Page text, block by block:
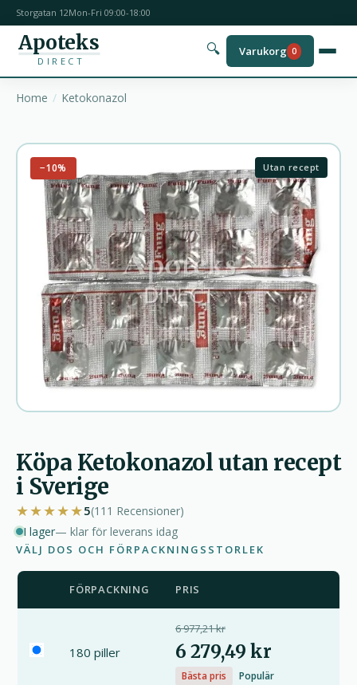
Storgatan 12Mon-Fri 09:00-18:00
Apoteks
DIRECT
🔍 Varukorg 0
Home Ketokonazol
−10% Utan recept
Köpa Ketokonazol utan recept
i Sverige
★★★★★5(111 Recensioner)
I lager— klar för leverans idag
VÄLJ DOS OCH FÖRPACKNINGSSTORLEK
FÖRPACKNING PRIS
180 piller
6 977,21 kr
6 279,49 kr
Bästa pris Populär